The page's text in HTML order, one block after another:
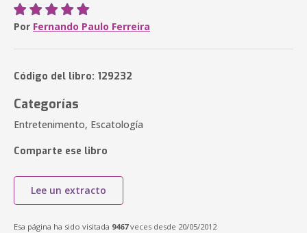
Por Fernando Paulo Ferreira
Código del libro: 129232
Categorías
Entretenimento, Escatología
Comparte ese libro
Lee un extracto
Esa página ha sido visitada 9467veces desde 20/05/2012